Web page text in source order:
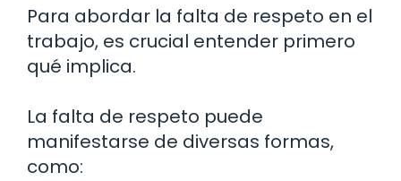
Para abordar la falta de respeto en el
trabajo, es crucial entender primero
qué implica.
La falta de respeto puede
manifestarse de diversas formas,
como: